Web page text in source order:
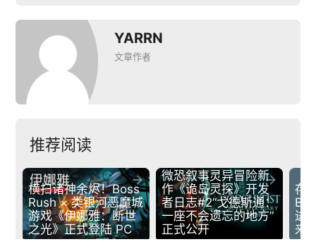
YARRN
文章作者
推荐阅读
横扫诸神余烬！Boss
Rush × 类银河恶魔城
游戏《伊娜雅：断世
之光》正式登陆 PC

微恐叙事灵异冒险新
作《诡岛灵探》开发
者日志#2“戈德斯通：
一座不会遗忘的地方”
正式公开

存
进
来